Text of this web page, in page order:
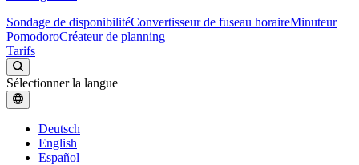
Sondage de disponibilitéConvertisseur de fuseau horaireMinuteur
PomodoroCréateur de planning
Tarifs
Sélectionner la langue
Deutsch
English
Español